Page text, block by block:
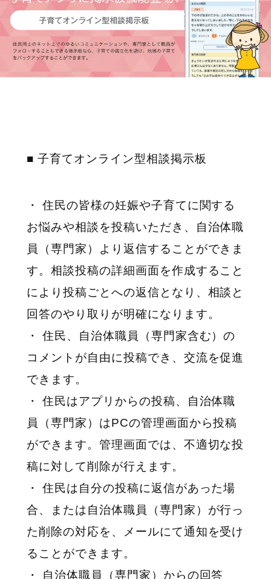
■ 子育てオンライン型相談掲示板
・ 住民の皆様の妊娠や子育てに関する
お悩みや相談を投稿いただき、自治体職
員（専門家）より返信することができま
す。相談投稿の詳細画面を作成すること
により投稿ごとへの返信となり、相談と
回答のやり取りが明確になります。
・ 住民、自治体職員（専門家含む）の
コメントが自由に投稿でき、交流を促進
できます。
・ 住民はアプリからの投稿、自治体職
員（専門家）はPCの管理画面から投稿
ができます。管理画面では、不適切な投
稿に対して削除が行えます。
・ 住民は自分の投稿に返信があった場
合、または自治体職員（専門家）が行っ
た削除の対応を、メールにて通知を受け
ることができます。
・ 自治体職員（専門家）からの回答